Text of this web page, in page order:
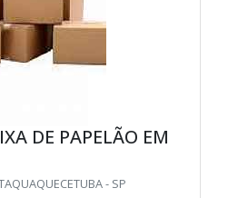
DE PAPELÃO EM
- SP